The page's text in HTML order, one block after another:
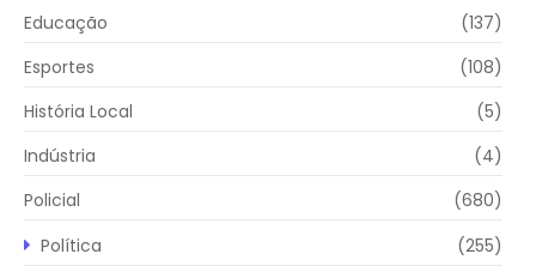
Educação
(137)
Esportes
(108)
História Local
(5)
Indústria
(4)
Policial
(680)
Política
(255)